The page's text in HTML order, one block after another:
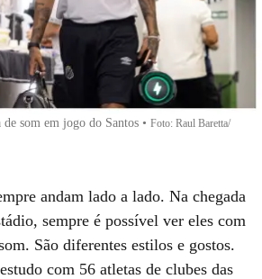
som em jogo do Santos • Foto: Raul Baretta/
andam lado a lado. Na chegada
sempre é possível ver eles com
São diferentes estilos e gostos.
com 56 atletas de clubes das